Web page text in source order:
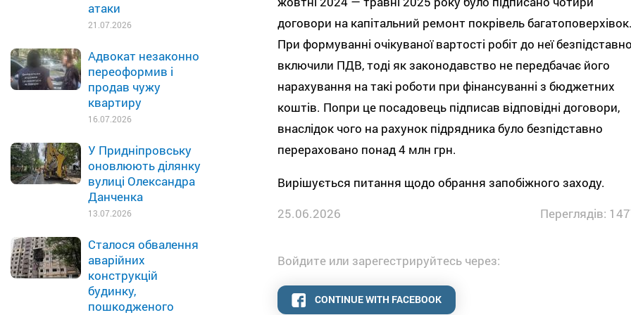
атаки
21.07.2026
Адвокат незаконно
переоформив і
продав чужу
квартиру
16.07.2026
У Придніпровську
оновлюють ділянку
вулиці Олександра
Данченка
13.07.2026
Сталося обвалення
аварійних
конструкцій
будинку,
пошкодженого
договори на капітальний ремонт покрівель багатоповерхівок.
При формуванні очікуваної вартості робіт до неї безпідставно
включили ПДВ, тоді як законодавство не передбачає його
нарахування на такі роботи при фінансуванні з бюджетних
коштів. Попри це посадовець підписав відповідні договори,
внаслідок чого на рахунок підрядника було безпідставно
перераховано понад 4 млн грн.
Вирішується питання щодо обрання запобіжного заходу.
25.06.2026
Переглядів:
Войдите или зарегестрируйтесь через:
CONTINUE WITH FACEBOOK